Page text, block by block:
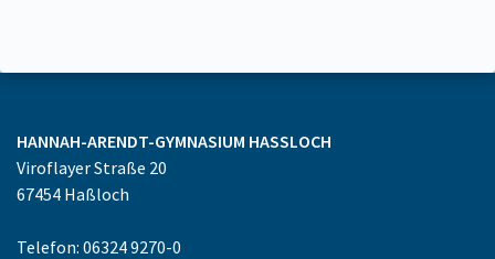
HANNAH-ARENDT-GYMNASIUM HASSLOCH
Viroflayer Straße 20
67454 Haßloch
Telefon: 06324 9270-0